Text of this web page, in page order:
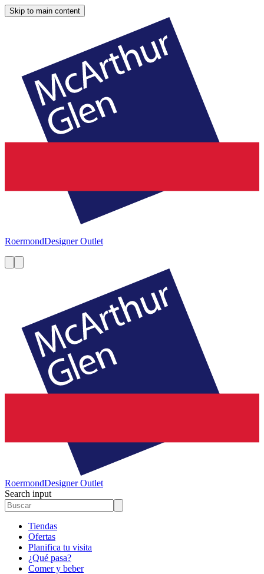
Skip to main content
RoermondDesigner Outlet
RoermondDesigner Outlet
Search input
Tiendas
Ofertas
Planifica tu visita
¿Qué pasa?
Comer y beber